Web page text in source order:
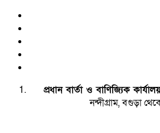
প্রধান বার্তা ও বাণিজ্যিক
নন্দীগ্রাম, বগুড়া